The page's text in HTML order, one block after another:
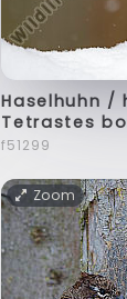
Haselhuhn /
Tetrastes
f51299
Zoom